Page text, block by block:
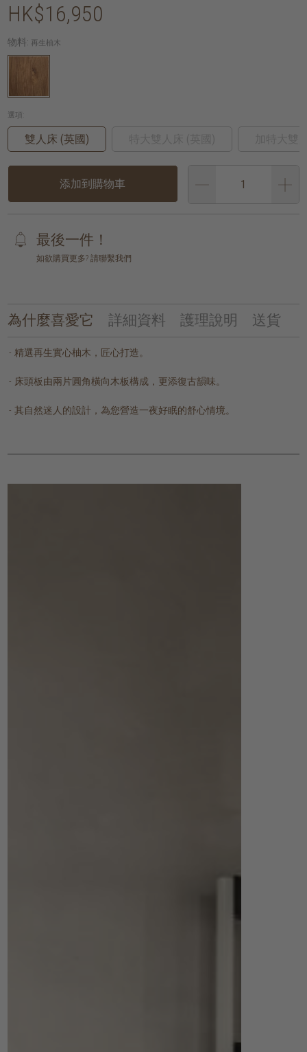
HK$16,950
物料: 再生柚木
選項:
雙人床 (英國)
添加到購物車
最後一件！
如欲購買更多? 請聯繫我們
為什麼喜愛它 詳細資料 護理說明 送貨
精選再生實心柚木，匠心打造。
床頭板由兩片圓角橫向木板構成，更添復古韻味。
其自然迷人的設計，為您營造一夜好眠的舒心情境。